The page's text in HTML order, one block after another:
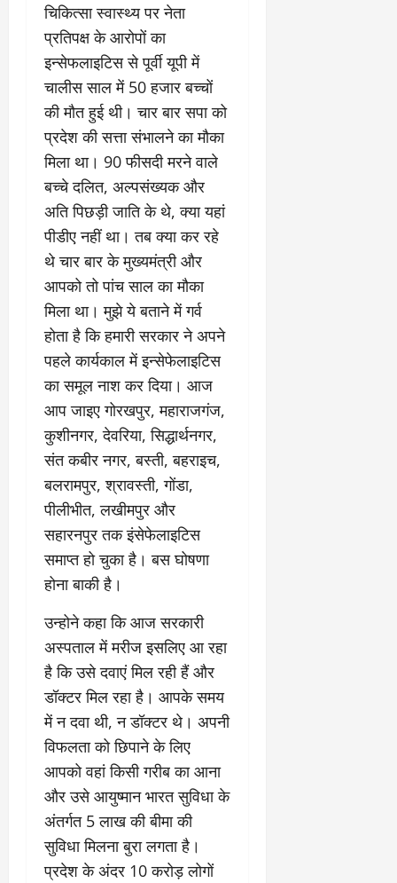
चिकित्सा स्वास्थ्य पर नेता
प्रतिपक्ष के आरोपों का
इन्सेफलाइटिस से पूर्वी यूपी में
चालीस साल में 50 हजार बच्चों
की मौत हुई थी। चार बार सपा को
प्रदेश की सत्ता संभालने का मौका
मिला था। 90 फीसदी मरने वाले
बच्चे दलित, अल्पसंख्यक और
अति पिछड़ी जाति के थे, क्या यहां
पीडीए नहीं था। तब क्या कर रहे
थे चार बार के मुख्यमंत्री और
आपको तो पांच साल का मौका
मिला था। मुझे ये बताने में गर्व
होता है कि हमारी सरकार ने अपने
पहले कार्यकाल में इन्सेफेलाइटिस
का समूल नाश कर दिया। आज
आप जाइए गोरखपुर, महाराजगंज,
कुशीनगर, देवरिया, सिद्धार्थनगर,
संत कबीर नगर, बस्ती, बहराइच,
बलरामपुर, श्रावस्ती, गोंडा,
पीलीभीत, लखीमपुर और
सहारनपुर तक इंसेफेलाइटिस
समाप्त हो चुका है। बस घोषणा
होना बाकी है।
उन्होने कहा कि आज सरकारी
अस्पताल में मरीज इसलिए आ रहा
है कि उसे दवाएं मिल रही हैं और
डॉक्टर मिल रहा है। आपके समय
में न दवा थी, न डॉक्टर थे। अपनी
विफलता को छिपाने के लिए
आपको वहां किसी गरीब का आना
और उसे आयुष्मान भारत सुविधा के
अंतर्गत 5 लाख की बीमा की
सुविधा मिलना बुरा लगता है।
प्रदेश के अंदर 10 करोड़ लोगों